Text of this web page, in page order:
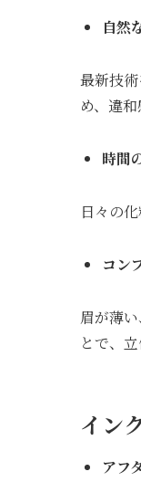
自然
最新技
め、違
時間
日々の
コン
眉が薄
とで、
イン
アフ